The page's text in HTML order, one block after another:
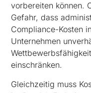
vorbereiten können.
Gefahr, dass
Compliance-Kosten
Unternehmen
einschränken.
Gleichzeitig muss